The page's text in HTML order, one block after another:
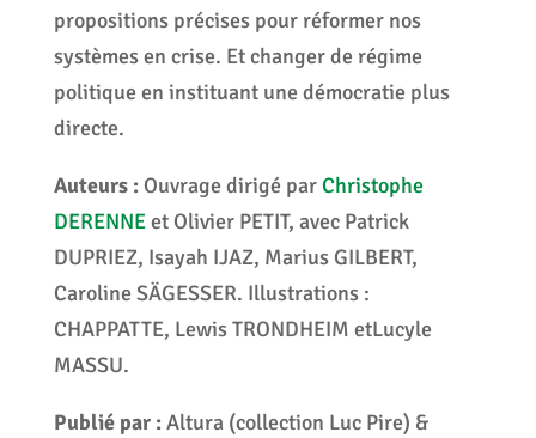
propositions précises pour réformer nos
systèmes en crise. Et changer de régime
politique en instituant une démocratie plus
directe.
Auteurs : Ouvrage dirigé parChristophe
DERENNEet Olivier PETIT, avec Patrick
DUPRIEZ, Isayah IJAZ, Marius GILBERT,
Caroline SÄGESSER. Illustrations :
CHAPPATTE, Lewis TRONDHEIM etLucyle
MASSU.
Publié par : Altura (collection Luc Pire) &